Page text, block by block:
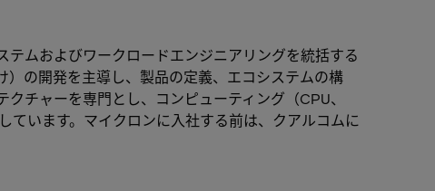
ムおよびワークロードエンジニアリングを統括する
の開発を主導し、製品の定義、エコシステムの構
チャーを専門とし、コンピューティング（CPU、
ています。マイクロンに入社する前は、クアルコムに